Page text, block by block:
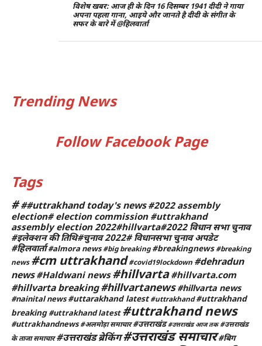
विशेष खबर: आज ही के दिन 16 दिसम्बर 1941 दीदी ने गाया
अपना पहला गाना, आइये और जानते है दीदी के संगीत के
सफर के बारे में @हिलवार्ता
Trending News
Follow Facebook Page
Tags
###uttrakhand today's news #2022 assembly
election# election commission #uttrakhand
assembly election 2022#hillvarta#2022 विधान सभा चुनाव
#इलेक्शन की तिथि#चुनाव 2022# विधानसभा चुनाव अपडेट
#हिलवार्ता#almora news #big breaking #breakingnews #breaking
news #cm uttrakhand #covid19lockdown #dehradun
news #Haldwani news #hillvarta #hillvarta.com
#hillvarta breaking#hillvartanews #hillvarta news
#nainital news #uttarakhand latest #uttrakhand #uttrakhand
breaking #uttrakhand latest #uttrakhand news
#uttrakhandnews #अलमोड़ा समाचार #उत्तराखंड #उत्तराखंड आज तक #उत्तराखंड
के ताजा समाचार #उत्तराखंड ब्रेकिंग#उत्तराखंड समाचार#बिग